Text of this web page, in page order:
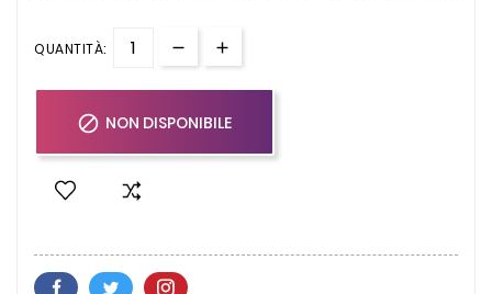
QUANTITÀ:
 NON DISPONIBILE